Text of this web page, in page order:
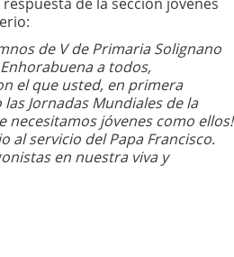
de V de Primaria Solignano
a todos,
el que usted, en primera
Jornadas Mundiales de la
necesitamos jóvenes como ellos!
al servicio del Papa Francisco.
en nuestra viva y